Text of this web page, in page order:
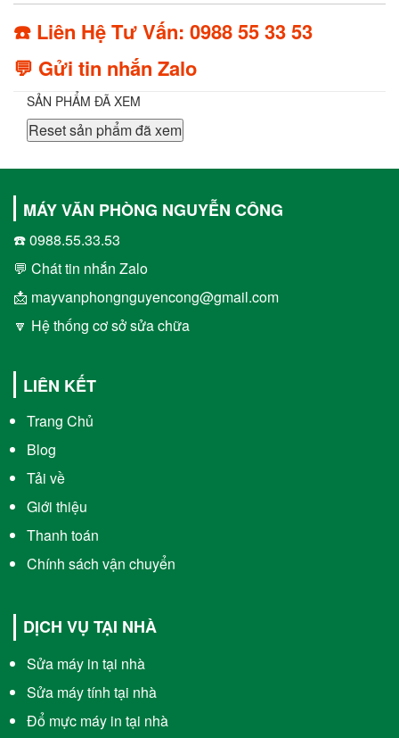
☎️ Liên Hệ Tư Vấn: 0988 55 33 53
💬 Gửi tin nhắn Zalo
SẢN PHẨM ĐÃ XEM
Reset sản phẩm đã xem
MÁY VĂN PHÒNG NGUYỄN CÔNG
☎️ 0988.55.33.53
💬 Chát tin nhắn Zalo
📩 mayvanphongnguyencong@gmail.com
🔽 Hệ thống cơ sở sửa chữa
LIÊN KẾT
Trang Chủ
Blog
Tải về
Giới thiệu
Thanh toán
Chính sách vận chuyển
DỊCH VỤ TẠI NHÀ
Sửa máy in tại nhà
Sửa máy tính tại nhà
Đổ mực máy in tại nhà